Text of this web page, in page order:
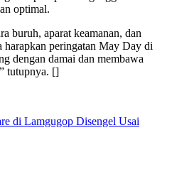
optimal.
buruh, aparat keamanan, dan
harapkan peringatan May Day di
dengan damai dan membawa
tutupnya. []
di Lamgugop Disengel Usai